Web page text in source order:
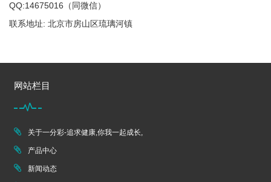
QQ:14675016（同微信）
联系地址: 北京市房山区琉璃河镇
网站栏目
关于一分彩-追求健康,你我一起成长,
产品中心
新闻动态